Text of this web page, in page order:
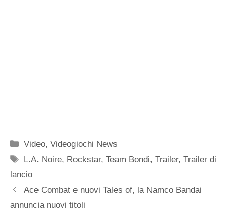
Categorie
Video,Videogiochi News
Tag
L.A. Noire, Rockstar,Team Bondi,Trailer,Trailer di
lancio
Ace Combat e nuovi Tales of, la Namco Bandai
annuncia nuovi titoli